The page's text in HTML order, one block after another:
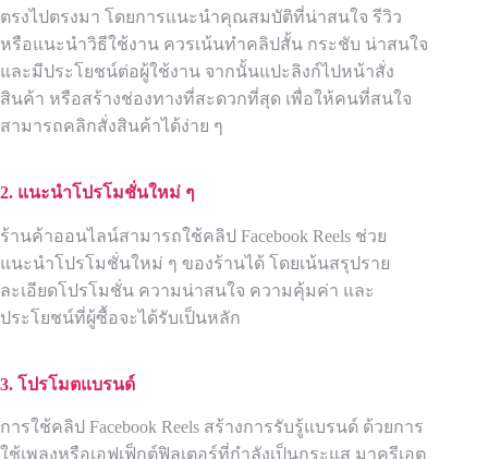
ตรงไปตรงมา โดยการแนะนำคุณสมบัติที่น่าสนใจ รีวิว
หรือแนะนำวิธีใช้งาน ควรเน้นทำคลิปสั้น กระชับ น่าสนใจ
และมีประโยชน์ต่อผู้ใช้งาน จากนั้นแปะลิงก์ไปหน้าสั่ง
สินค้า หรือสร้างช่องทางที่สะดวกที่สุด เพื่อให้คนที่สนใจ
สามารถคลิกสั่งสินค้าได้ง่าย ๆ
2. แนะนำโปรโมชั่นใหม่ ๆ
ร้านค้าออนไลน์สามารถใช้คลิป Facebook Reels ช่วย
แนะนำโปรโมชั่นใหม่ ๆ ของร้านได้ โดยเน้นสรุปราย
ละเอียดโปรโมชั่น ความน่าสนใจ ความคุ้มค่า และ
ประโยชน์ที่ผู้ซื้อจะได้รับเป็นหลัก
3. โปรโมตแบรนด์
การใช้คลิป Facebook Reels สร้างการรับรู้แบรนด์ ด้วยการ
ใช้เพลงหรือเอฟเฟ็กต์ฟิลเตอร์ที่กำลังเป็นกระแส มาครีเอต